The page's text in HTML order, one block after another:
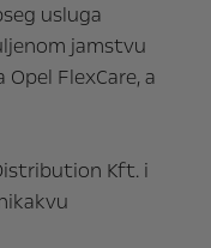
usluga
jamstvu
FlexCare, a
Kft. i